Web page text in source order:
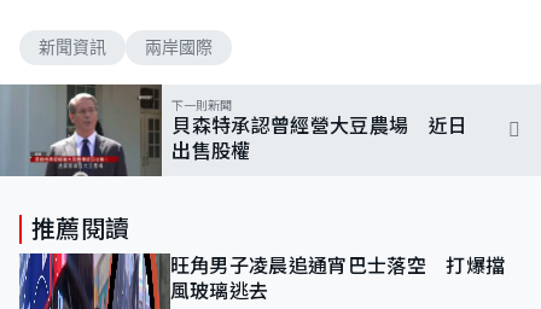
新聞資訊 兩岸國際
下一則新聞
貝森特承認曾經營大豆農場 近日
出售股權
推薦閱讀
旺角男子凌晨追通宵巴士落空 打爆擋
風玻璃逃去